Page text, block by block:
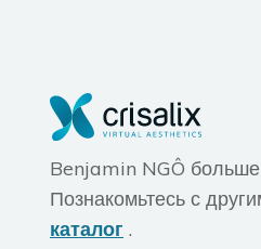
Benjamin NGÔ
Познакомьтесь с
каталог .